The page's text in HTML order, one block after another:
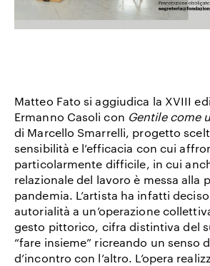
Matteo Fato si aggiudica la XVIII
Ermanno Casoli con Gentile come
di Marcello Smarrelli, progetto
sensibilità e l’efficacia con cui
particolarmente difficile, in cui
relazionale del lavoro è messa alla
pandemia. L’artista ha infatti
autorialità a un’operazione
gesto pittorico, cifra distintiva del
“fare insieme” ricreando un senso
d’incontro con l’altro. L’opera